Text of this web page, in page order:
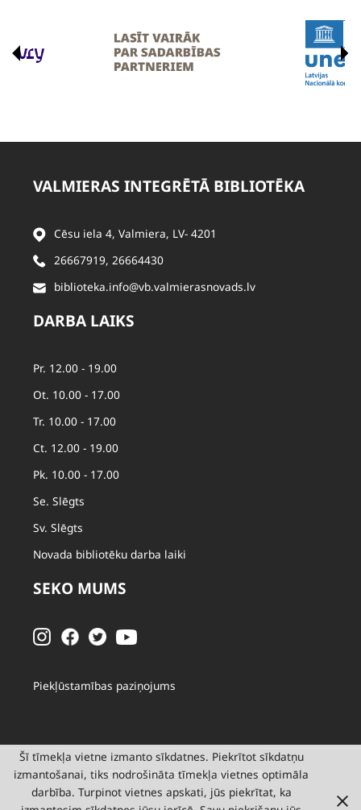
VALMIERAS INTEGRĒTĀ BIBLIOTĒKA
Cēsu iela 4, Valmiera, LV- 4201
26667919, 26664430
biblioteka.info@vb.valmierasnovads.lv
DARBA LAIKS
Pr. 12.00 - 19.00
Ot. 10.00 - 17.00
Tr. 10.00 - 17.00
Ct. 12.00 - 19.00
Pk. 10.00 - 17.00
Se. Slēgts
Sv. Slēgts
Novada bibliotēku darba laiki
SEKO MUMS
Piekļūstamības paziņojums
© 2026 Valmieras novada pašvaldība
Šī tīmekļa vietne izmanto sīkdatnes. Piekrītot sīkdatņu
izmantošanai, tiks nodrošināta tīmekļa vietnes optimāla
darbība. Turpinot vietnes apskati, jūs piekrītat, ka